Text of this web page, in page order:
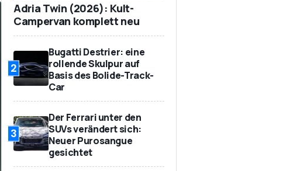
Adria Twin (2026): Kult-
Campervan komplett neu
2
Bugatti Destrier: eine
rollende Skulpur auf
Basis des Bolide-Track-
Car
3
Der Ferrari unter den
SUVs verändert sich:
Neuer Purosangue
gesichtet